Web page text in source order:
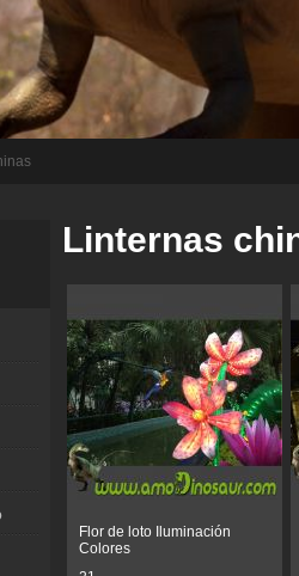
Linternas
Flor de loto Iluminación
Colores